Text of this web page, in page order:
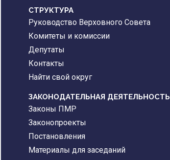
CТРУКТУРА
Руководство Верховного Совета
Комитеты и комиссии
Депутаты
Контакты
Найти свой округ
ЗАКОНОДАТЕЛЬНАЯ ДЕЯТЕЛЬНОСТЬ
Законы ПМР
Законопроекты
Постановления
Материалы для заседаний